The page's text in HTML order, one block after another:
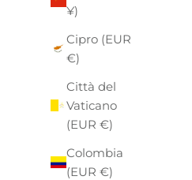
¥)
Cipro (EUR
€)
Città del
Vaticano
(EUR €)
Colombia
(EUR €)